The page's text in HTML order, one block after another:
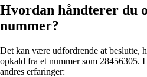
Hvordan håndterer du
nummer?
Det kan være udfordrende at beslutte,
opkald fra et nummer som 28456305.
andres erfaringer: